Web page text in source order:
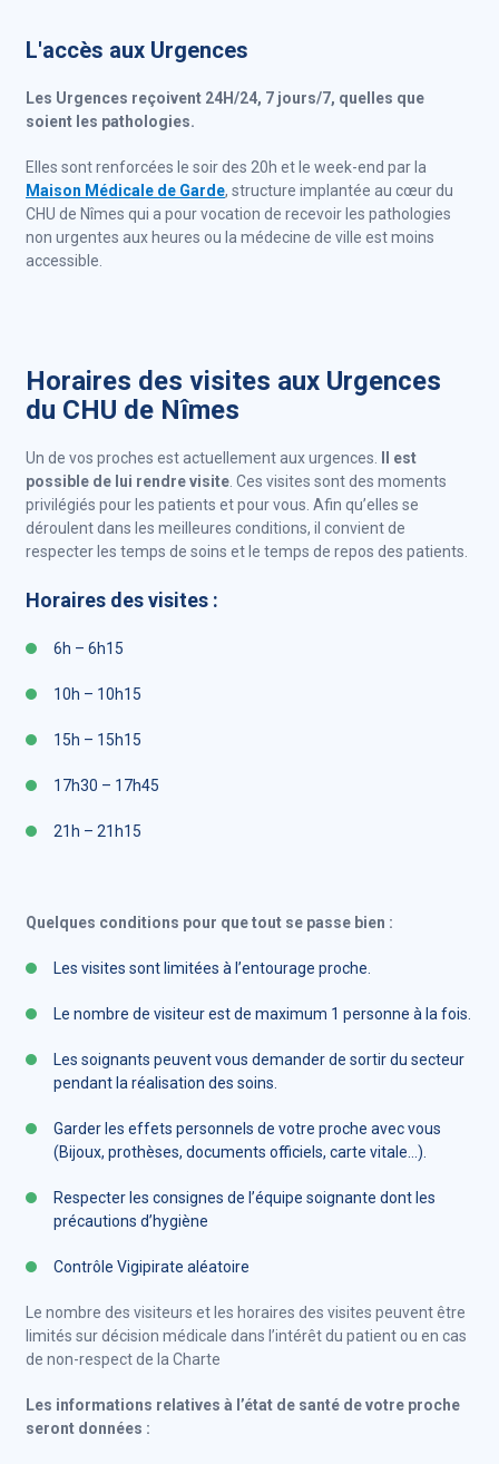
L'accès aux Urgences
Les Urgences reçoivent 24H/24, 7 jours/7, quelles que
soient les pathologies.
Elles sont renforcées le soir des 20h et le week-end par la
Maison Médicale de Garde, structure implantée au cœur du
CHU de Nîmes qui a pour vocation de recevoir les pathologies
non urgentes aux heures ou la médecine de ville est moins
accessible.
Horaires des visites aux Urgences
du CHU de Nîmes
Un de vos proches est actuellement aux urgences.
Il est
possible de lui rendre visite . Ces visites sont des moments
privilégiés pour les patients et pour vous. Afin qu’elles se
déroulent dans les meilleures conditions, il convient de
respecter les temps de soins et le temps de repos des patients.
Horaires des visites :
6h – 6h15
10h – 10h15
15h – 15h15
17h30 – 17h45
21h – 21h15
Quelques conditions pour que tout se passe bien :
Les visites sont limitées à l’entourage proche.
Le nombre de visiteur est de maximum 1 personne à la fois.
Les soignants peuvent vous demander de sortir du secteur
pendant la réalisation des soins.
Garder les effets personnels de votre proche avec vous
(Bijoux, prothèses, documents officiels, carte vitale…).
Respecter les consignes de l’équipe soignante dont les
précautions d’hygiène
Contrôle Vigipirate aléatoire
Le nombre des visiteurs et les horaires des visites peuvent être
limités sur décision médicale dans l’intérêt du patient ou en cas
de non-respect de la Charte
Les informations relatives à l’état de santé de votre proche
seront données :